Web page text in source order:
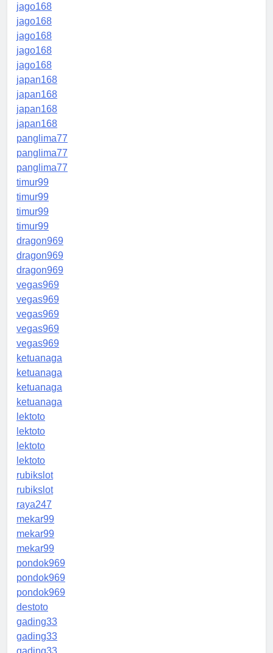
jago168
jago168
jago168
jago168
jago168
japan168
japan168
japan168
japan168
panglima77
panglima77
panglima77
timur99
timur99
timur99
timur99
dragon969
dragon969
dragon969
vegas969
vegas969
vegas969
vegas969
vegas969
ketuanaga
ketuanaga
ketuanaga
ketuanaga
lektoto
lektoto
lektoto
lektoto
rubikslot
rubikslot
raya247
mekar99
mekar99
mekar99
pondok969
pondok969
pondok969
destoto
gading33
gading33
gading33